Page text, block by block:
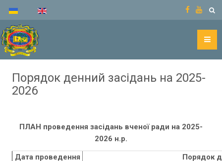
Порядок денний засідань на 2025-
2026
ПЛАН проведення засідань вченої ради на 2025-
2026 н.р.
Дата проведення
Порядок